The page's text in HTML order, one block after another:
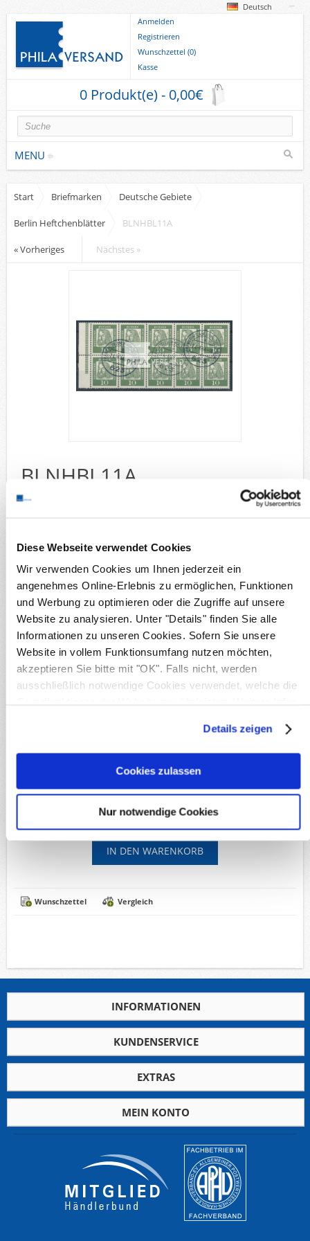
Diese Webseite verwendet Cookies
Wir verwenden Cookies um Ihnen jederzeit ein
angenehmes Online-Erlebnis zu ermöglichen, Funktionen
und Werbung zu optimieren oder die Zugriffe auf unsere
Website zu analysieren. Unter "Details" finden Sie alle
Informationen zu unseren Cookies. Sofern Sie unsere
Website in vollem Funktionsumfang nutzen möchten,
akzeptieren Sie bitte mit "OK". Falls nicht, werden
ausschließlich notwendige Cookies verwendet, welche die
Details zeigen
Cookies zulassen
Nur notwendige Cookies
Deutsch
Anmelden
Registrieren
Wunschzettel (0)
Kasse
0 Produkt(e) - 0,00€
MENU
Briefmarken
Deutsche Gebiete
Europa
Sammlungen u. Lots
Start Briefmarken Deutsche Gebiete
Berlin Heftchenblätter BLNHBL11A
« Vorheriges Nächstes »
BLNHBL11A
Dürer 1962 - sehr gute gestempelte Erhaltung
Briefmarken
Berlin Heftchenblätter
Details
Verfügbarkeit:1
Originalbild
Produktnr.:
BLNHBL11A
Michel-Nr.:
11 A
Lieferzeit: Innerhalb von 5 Werktagen
39,50€
Inkl. MwSt, zzgl.Versandkosten
Wunschzettel Vergleich
Vergleich
INFORMATIONEN
KUNDENSERVICE
EXTRAS
MEIN KONTO